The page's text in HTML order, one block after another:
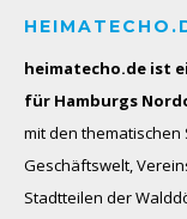
heimatecho.de ist
für Hamburgs
mit den thematischen
Geschäftswelt,
Stadtteilen der